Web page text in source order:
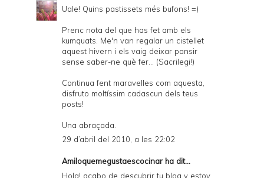
Uale! Quins pastissets més bufons! =)
Prenc nota del que has fet amb els
kumquats. Me'n van regalar un cistellet
aquest hivern i els vaig deixar pansir
sense saber-ne què fer... (Sacrilegi!)
Continua fent maravelles com aquesta,
disfruto moltíssim cadascun dels teus
posts!
Una abraçada.
29 d’abril del 2010, a les 22:02
Amiloquemegustaescocinar ha dit...
Hola! acabo de descubrir tu blog y estoy